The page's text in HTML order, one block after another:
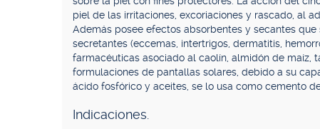
piel de las irritaciones, excoriaciones y rascado, al
Además posee efectos absorbentes y secantes
secretantes (eccemas, intertrigos, dermatitis,
farmacéuticas asociado al caolín, almidón de maíz,
formulaciones de pantallas solares, debido a su
ácido fosfórico y aceites, se lo usa como cemento
Indicaciones.